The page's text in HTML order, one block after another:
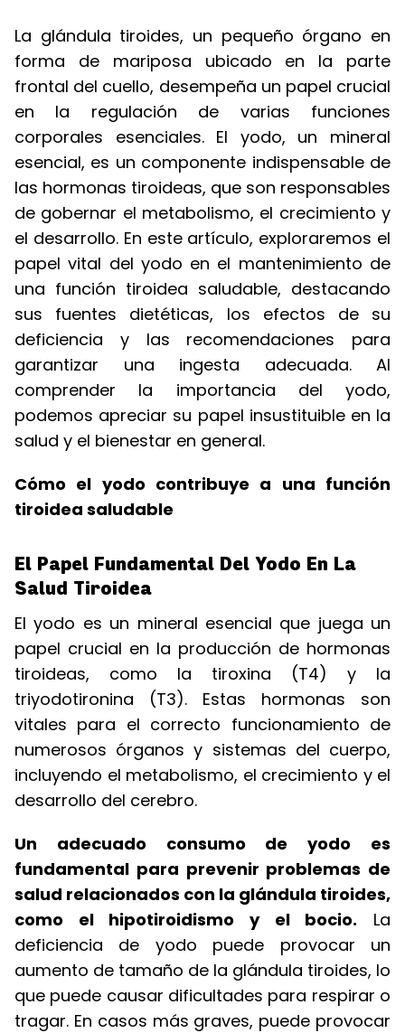
La glándula tiroides, un pequeño órgano en
forma de mariposa ubicado en la parte
frontal del cuello, desempeña un papel crucial
en la regulación de varias funciones
corporales esenciales. El yodo, un mineral
esencial, es un componente indispensable de
las hormonas tiroideas, que son responsables
de gobernar el metabolismo, el crecimiento y
el desarrollo. En este artículo, exploraremos el
papel vital del yodo en el mantenimiento de
una función tiroidea saludable, destacando
sus fuentes dietéticas, los efectos de su
deficiencia y las recomendaciones para
garantizar una ingesta adecuada. Al
comprender la importancia del yodo,
podemos apreciar su papel insustituible en la
salud y el bienestar en general.
Cómo el yodo contribuye a una función
tiroidea saludable
El Papel Fundamental Del Yodo En La
Salud Tiroidea
El yodo es un mineral esencial que juega un
papel crucial en la producción de hormonas
tiroideas, como la tiroxina (T4) y la
triyodotironina (T3). Estas hormonas son
vitales para el correcto funcionamiento de
numerosos órganos y sistemas del cuerpo,
incluyendo el metabolismo, el crecimiento y el
desarrollo del cerebro.
Un adecuado consumo de yodo es
fundamental para prevenir problemas de
salud relacionados con la glándula tiroides,
como el hipotiroidismo y el bocio. La
deficiencia de yodo puede provocar un
aumento de tamaño de la glándula tiroides, lo
que puede causar dificultades para respirar o
tragar. En casos más graves, puede provocar